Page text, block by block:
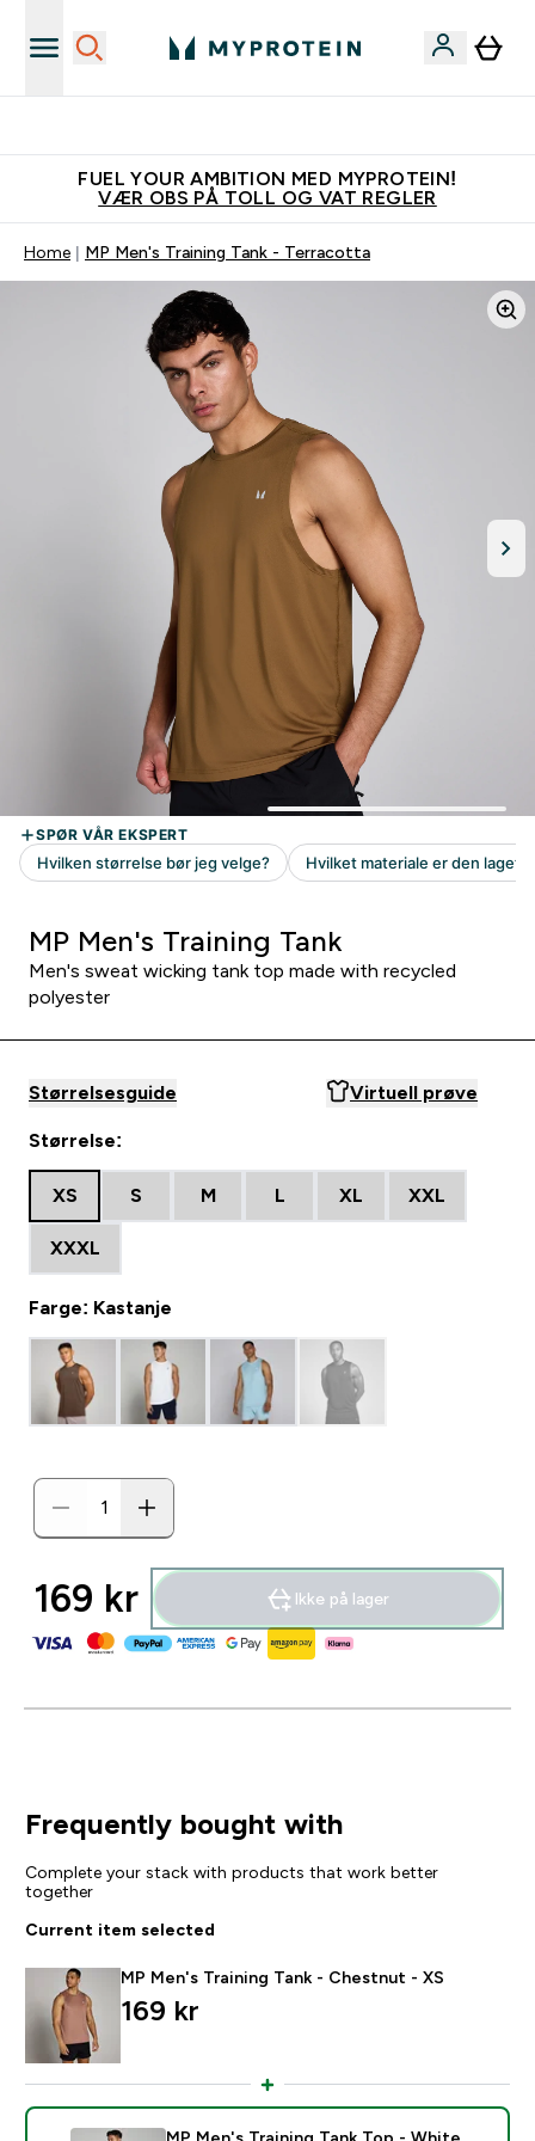
FUEL YOUR AMBITION MED MYPROTEIN!
VÆR OBS PÅ TOLL OG VAT REGLER
Home MP Men's Training Tank - Terracotta
MP Men's Training Tank
Men's sweat wicking tank top made with recycled
polyester
Størrelsesguide Virtuell prøve
Størrelse:
XS S M L XL XXL
XXXL
Farge: Kastanje
169 kr‎ Ikke på lager
Frequently bought with
Complete your stack with products that work better
together
Current item selected
MP Men's Training Tank - Chestnut - XS
169 kr‎
MP Men's Training Tank Top - White